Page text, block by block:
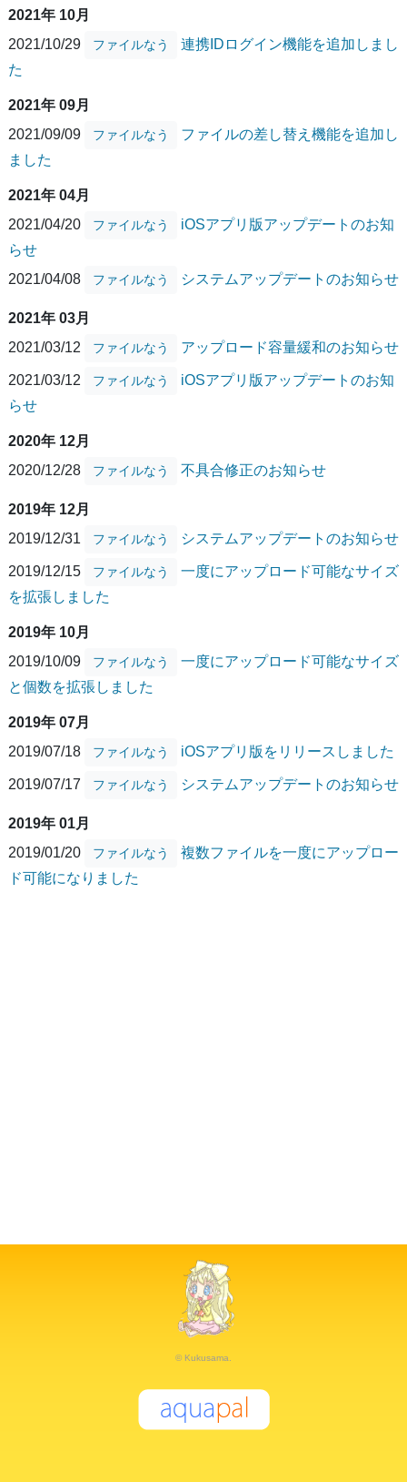
2021年 10月
2021/10/29
ファイルなう
連携IDログイン機能を追加しまし
た
2021年 09月
2021/09/09
ファイルなう
ファイルの差し替え機能を追加し
ました
2021年 04月
2021/04/20
ファイルなう
iOSアプリ版アップデートのお知
らせ
2021/04/08
ファイルなう システムアップデートのお知らせ
2021年 03月
2021/03/12
ファイルなう アップロード容量緩和のお知らせ
2021/03/12 ファイルなう
iOSアプリ版アップデートのお知
らせ
2020年 12月
2020/12/28
ファイルなう 不具合修正のお知らせ
2019年 12月
2019/12/31
ファイルなう システムアップデートのお知らせ
2019/12/15 ファイルなう
一度にアップロード可能なサイズ
を拡張しました
2019年 10月
2019/10/09
ファイルなう
一度にアップロード可能なサイズ
と個数を拡張しました
2019年 07月
2019/07/18
ファイルなう iOSアプリ版をリリースしました
2019/07/17 ファイルなう システムアップデートのお知らせ
2019年 01月
2019/01/20
ファイルなう
複数ファイルを一度にアップロー
ド可能になりました
© Kukusama.